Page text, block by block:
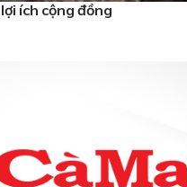
ích cộng đồng